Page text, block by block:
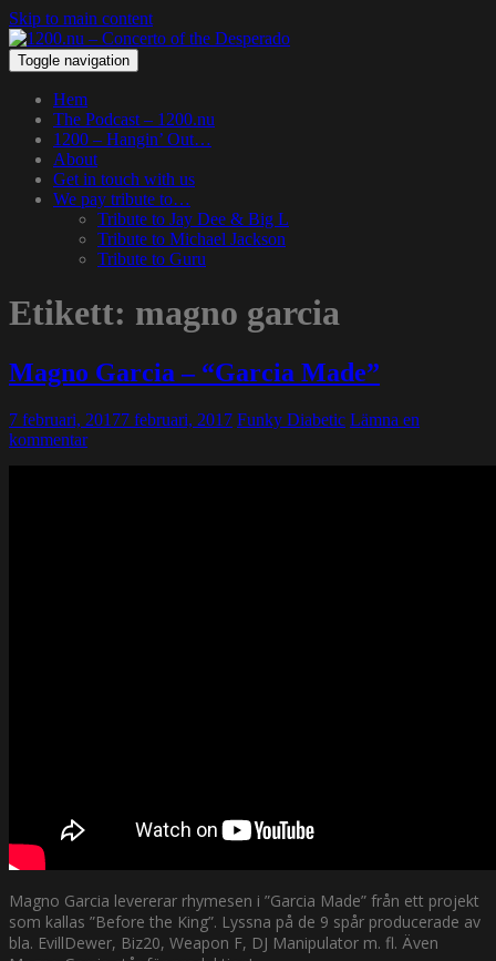
Skip to main content
Toggle navigation
Hem
The Podcast – 1200.nu
1200 – Hangin’ Out…
About
Get in touch with us
We pay tribute to…
Tribute to Jay Dee & Big L
Tribute to Michael Jackson
Tribute to Guru
Etikett: magno garcia
Magno Garcia – “Garcia Made”
7 februari, 20177 februari, 2017 Funky Diabetic Lämna en
kommentar
Magno Garcia levererar rhymesen i ”Garcia Made” från ett projekt
som kallas ”Before the King”. Lyssna på de 9 spår producerade av
bla. EvillDewer, Biz20, Weapon F, DJ Manipulator m. fl. Även